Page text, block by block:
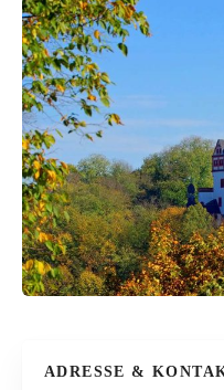
ADRESSE &